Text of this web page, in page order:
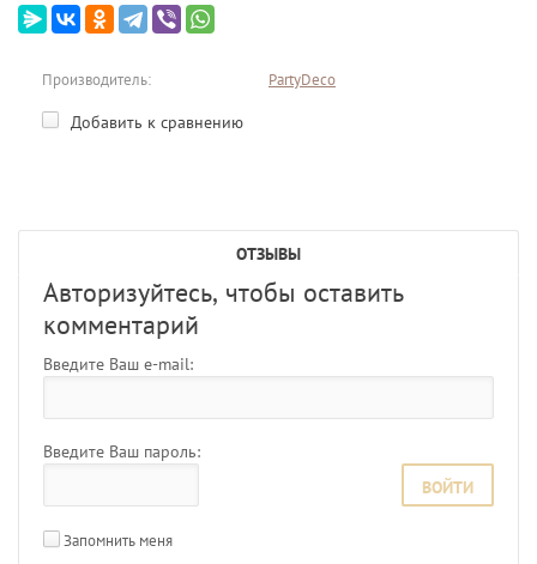
Производитель: PartyDeco
Добавить к сравнению
ОТЗЫВЫ
Авторизуйтесь, чтобы оставить
комментарий
Введите Ваш e-mail:
Введите Ваш пароль:
ВОЙТИ
Запомнить меня